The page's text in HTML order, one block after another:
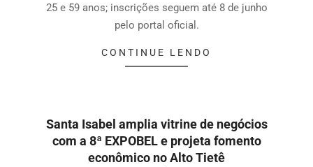
25 e 59 anos; inscrições seguem até 8 de junho
pelo portal oficial.
CONTINUE LENDO
Santa Isabel amplia vitrine de negócios
com a 8ª EXPOBEL e projeta fomento
econômico no Alto Tietê